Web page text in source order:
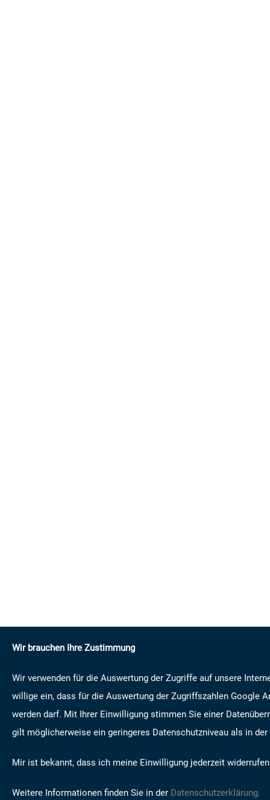
Wir brauchen Ihre Zustimmung
Wir verwenden für die Auswertung der Zugriffe auf unsere
willige ein, dass für die Auswertung der Zugriffszahlen Google
werden darf. Mit Ihrer Einwilligung stimmen Sie einer
gilt möglicherweise ein geringeres Datenschutzniveau als in der
Mir ist bekannt, dass ich meine Einwilligung jederzeit
Weitere Informationen finden Sie in der Datenschutzerklärung.